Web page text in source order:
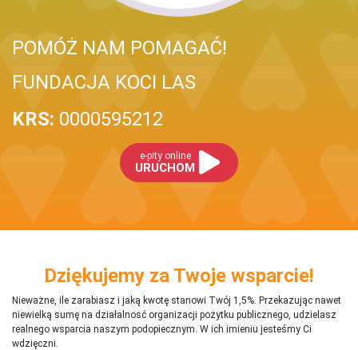
POMÓŻ NAM POMAGAĆ!
FUNDACJA KOCI LAS
KRS: 0000595212
e-pity online
URUCHOM
Dziękujemy za Twoje wsparcie!
Nieważne, ile zarabiasz i jaką kwotę stanowi Twój 1,5%. Przekazując nawet
niewielką sumę na działalnosć organizacji pożytku publicznego, udzielasz
realnego wsparcia naszym podopiecznym. W ich imieniu jesteśmy Ci
wdzięczni.